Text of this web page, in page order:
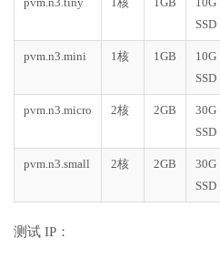
SSD
pvm.n3.mini 1核 1GB
10G
SSD
pvm.n3.micro 2核 2GB
30G
SSD
pvm.n3.small 2核 2GB
30G
SSD
测试 IP：